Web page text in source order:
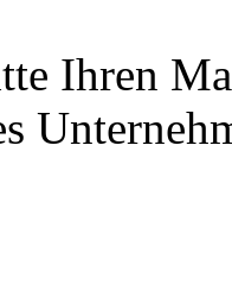
Ihren